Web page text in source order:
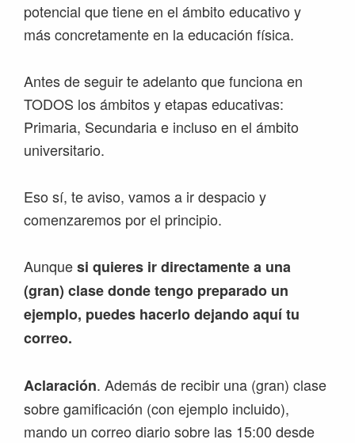
potencial que tiene en el ámbito educativo y
más concretamente en la educación física.
Antes de seguir te adelanto que funciona en
TODOS los ámbitos y etapas educativas:
Primaria, Secundaria e incluso en el ámbito
universitario.
Eso sí, te aviso, vamos a ir despacio y
comenzaremos por el principio.
Aunquesi quieres ir directamente a una
(gran) clase donde tengo preparado un
ejemplo, puedes hacerlo dejando aquí tu
correo.
Aclaración. Además de recibir una (gran) clase
sobre gamificación (con ejemplo incluido),
mando un correo diario sobre las 15:00 desde